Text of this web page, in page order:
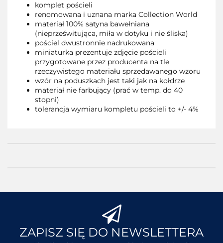
komplet pościeli
renomowana i uznana marka Collection World
materiał 100% satyna bawełniana
(nieprześwitująca, miła w dotyku i nie śliska)
pościel dwustronnie nadrukowana
miniaturka prezentuje zdjęcie pościeli
przygotowane przez producenta na tle
rzeczywistego materiału sprzedawanego wzoru
wzór na poduszkach jest taki jak na kołdrze
materiał nie farbujący (prać w temp. do 40
stopni)
tolerancja wymiaru kompletu pościeli to +/- 4%
ZAPISZ SIĘ DO NEWSLETTERA